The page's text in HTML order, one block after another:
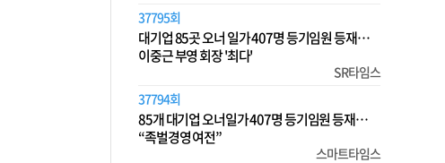
37795회
대기업 85곳 오너 일가 407명 등기임원 등재…
이중근 부영 회장 '최다'
SR타임스
37794회
85개 대기업 오너일가 407명 등기임원 등재…
“족벌경영 여전”
스마트타임스